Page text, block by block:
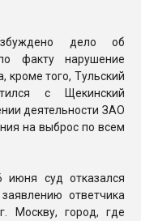
дело об
факту нарушение
кроме того, Тульский
с Щекинский
деятельности ЗАО
на выброс по всем
суд отказался
ответчика
Москву, город, где